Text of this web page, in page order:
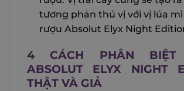
tương phản thú vị với vị lúa mì
rượu Absolut Elyx Night
4 CÁCH PHÂN BIỆT
ABSOLUT ELYX NIGHT
THẬT VÀ GIẢ